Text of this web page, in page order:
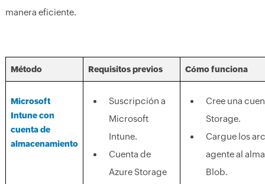
manera eficiente.
Método Requisitos previos Cómo funciona
Microsoft
Intune con
cuenta de
almacenamiento
Suscripción a
Microsoft
Intune.
Cuenta de
Azure Storage
Cree una
Storage.
Cargue los
agente al
Blob.